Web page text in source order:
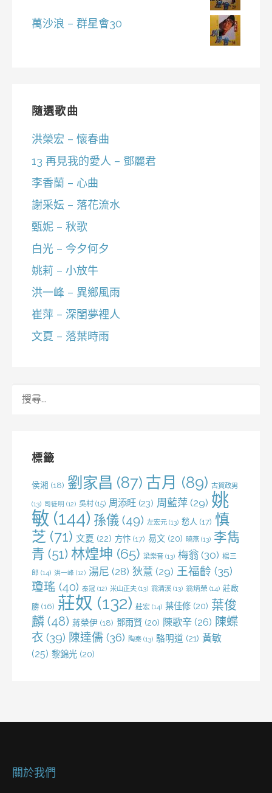
萬沙浪 – 群星會30
隨選歌曲
洪榮宏 – 懷春曲
13 再見我的愛人 – 鄧麗君
李香蘭 – 心曲
謝采妘 – 落花流水
甄妮 – 秋歌
白光 – 今夕何夕
姚莉 – 小放牛
洪一峰 – 異鄉風雨
崔萍 – 深閨夢裡人
文夏 – 落葉時雨
標籤
侯湘 (18) 劉家昌 (87) 古月 (89) 古賀政男
(13) 司徒明 (12) 吳村 (15) 周添旺 (23) 周藍萍 (29) 姚
敏 (144) 孫儀 (49) 左宏元 (13) 愁人 (17) 慎
芝 (71) 文夏 (22) 方忭 (17) 易文 (20) 曉燕 (13) 李雋
青 (51) 林煌坤 (65) 梁樂音 (13) 梅翁 (30) 楊三
郎 (14) 洪一峰 (12) 湯尼 (28) 狄薏 (29) 王福齡 (35)
瓊瑤 (40) 秦冠 (12) 米山正夫 (13) 翁清溪 (13) 翁炳榮 (14) 莊啟
勝 (16) 莊奴 (132) 莊宏 (14) 葉佳修 (20) 葉俊
麟 (48) 蔣榮伊 (18) 鄧雨賢 (20) 陳歌辛 (26) 陳蝶
衣 (39) 陳達儒 (36) 陶秦 (13) 駱明道 (21) 黃敏
(25) 黎錦光 (20)
關於我們